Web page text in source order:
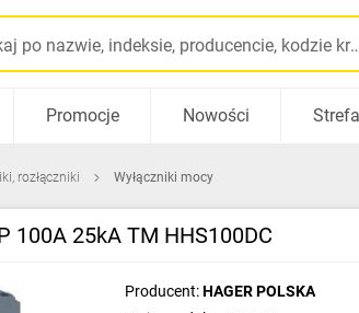
Szukaj po nazwie, indeksie,
Promocje Nowości
rozłączniki Wyłączniki mocy
100A 25kA TM HHS100DC
Producent:HAGER POLSKA